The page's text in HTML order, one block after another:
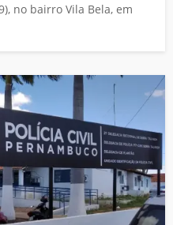
no bairro Vila Bela, em